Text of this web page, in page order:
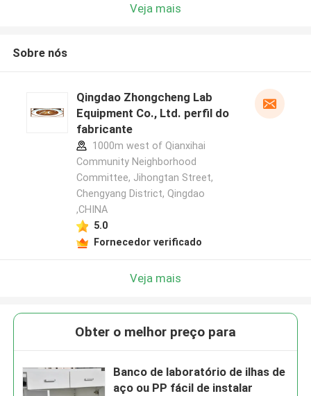
Veja mais
Sobre nós
Qingdao Zhongcheng Lab
Equipment Co., Ltd. perfil do
fabricante
1000m west of Qianxihai
Community Neighborhood
Committee, Jihongtan Street,
Chengyang District, Qingdao
,CHINA
5.0
Fornecedor verificado
Veja mais
Obter o melhor preço para
Banco de laboratório de ilhas de
aço ou PP fácil de instalar